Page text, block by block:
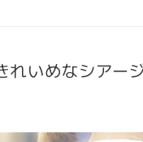
れいめなシアー